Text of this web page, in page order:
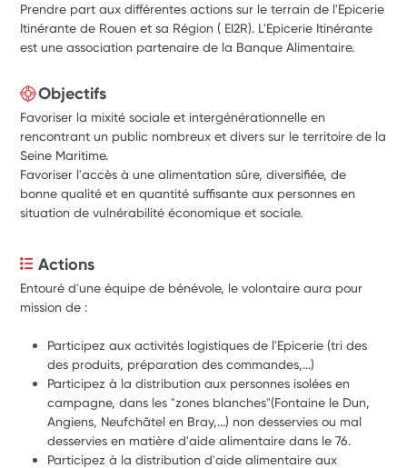
Prendre part aux différentes actions sur le terrain de l'Epicerie
Itinérante de Rouen et sa Région ( EI2R). L'Epicerie Itinérante
est une association partenaire de la Banque Alimentaire.
Objectifs
Favoriser la mixité sociale et intergénérationnelle en
rencontrant un public nombreux et divers sur le territoire de la
Seine Maritime.
Favoriser l'accès à une alimentation sûre, diversifiée, de
bonne qualité et en quantité suffisante aux personnes en
situation de vulnérabilité économique et sociale.
Actions
Entouré d'une équipe de bénévole, le volontaire aura pour
mission de :
Participez aux activités logistiques de l'Epicerie (tri des
des produits, préparation des commandes,...)
Participez à la distribution aux personnes isolées en
campagne, dans les "zones blanches"(Fontaine le Dun,
Angiens, Neufchâtel en Bray,...) non desservies ou mal
desservies en matière d'aide alimentaire dans le 76.
Participez à la distribution d'aide alimentaire aux